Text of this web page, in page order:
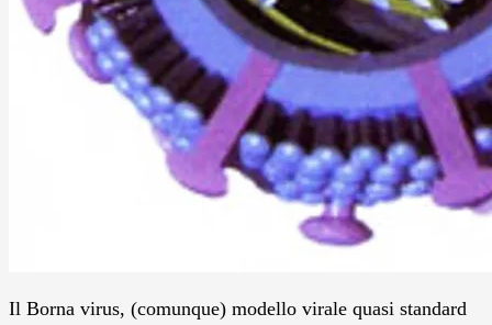
Il Borna virus, (comunque) modello virale quasi standard